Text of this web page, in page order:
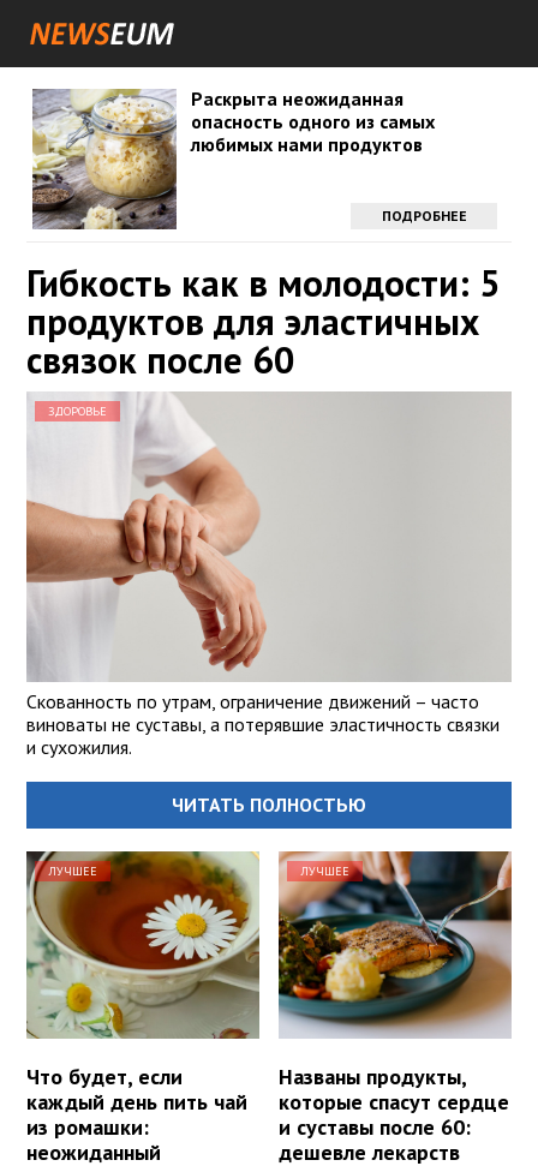
Раскрыта неожиданная
опасность одного из самых
любимых нами продуктов
ПОДРОБНЕЕ
Гибкость как в молодости: 5
продуктов для эластичных
связок после 60
ЗДОРОВЬЕ
Скованность по утрам, ограничение движений – часто
виноваты не суставы, а потерявшие эластичность связки
и сухожилия.
ЧИТАТЬ ПОЛНОСТЬЮ
ЛУЧШЕЕ
Что будет, если
каждый день пить чай
из ромашки:
неожиданный
ЛУЧШЕЕ
Названы продукты,
которые спасут сердце
и суставы после 60:
дешевле лекарств